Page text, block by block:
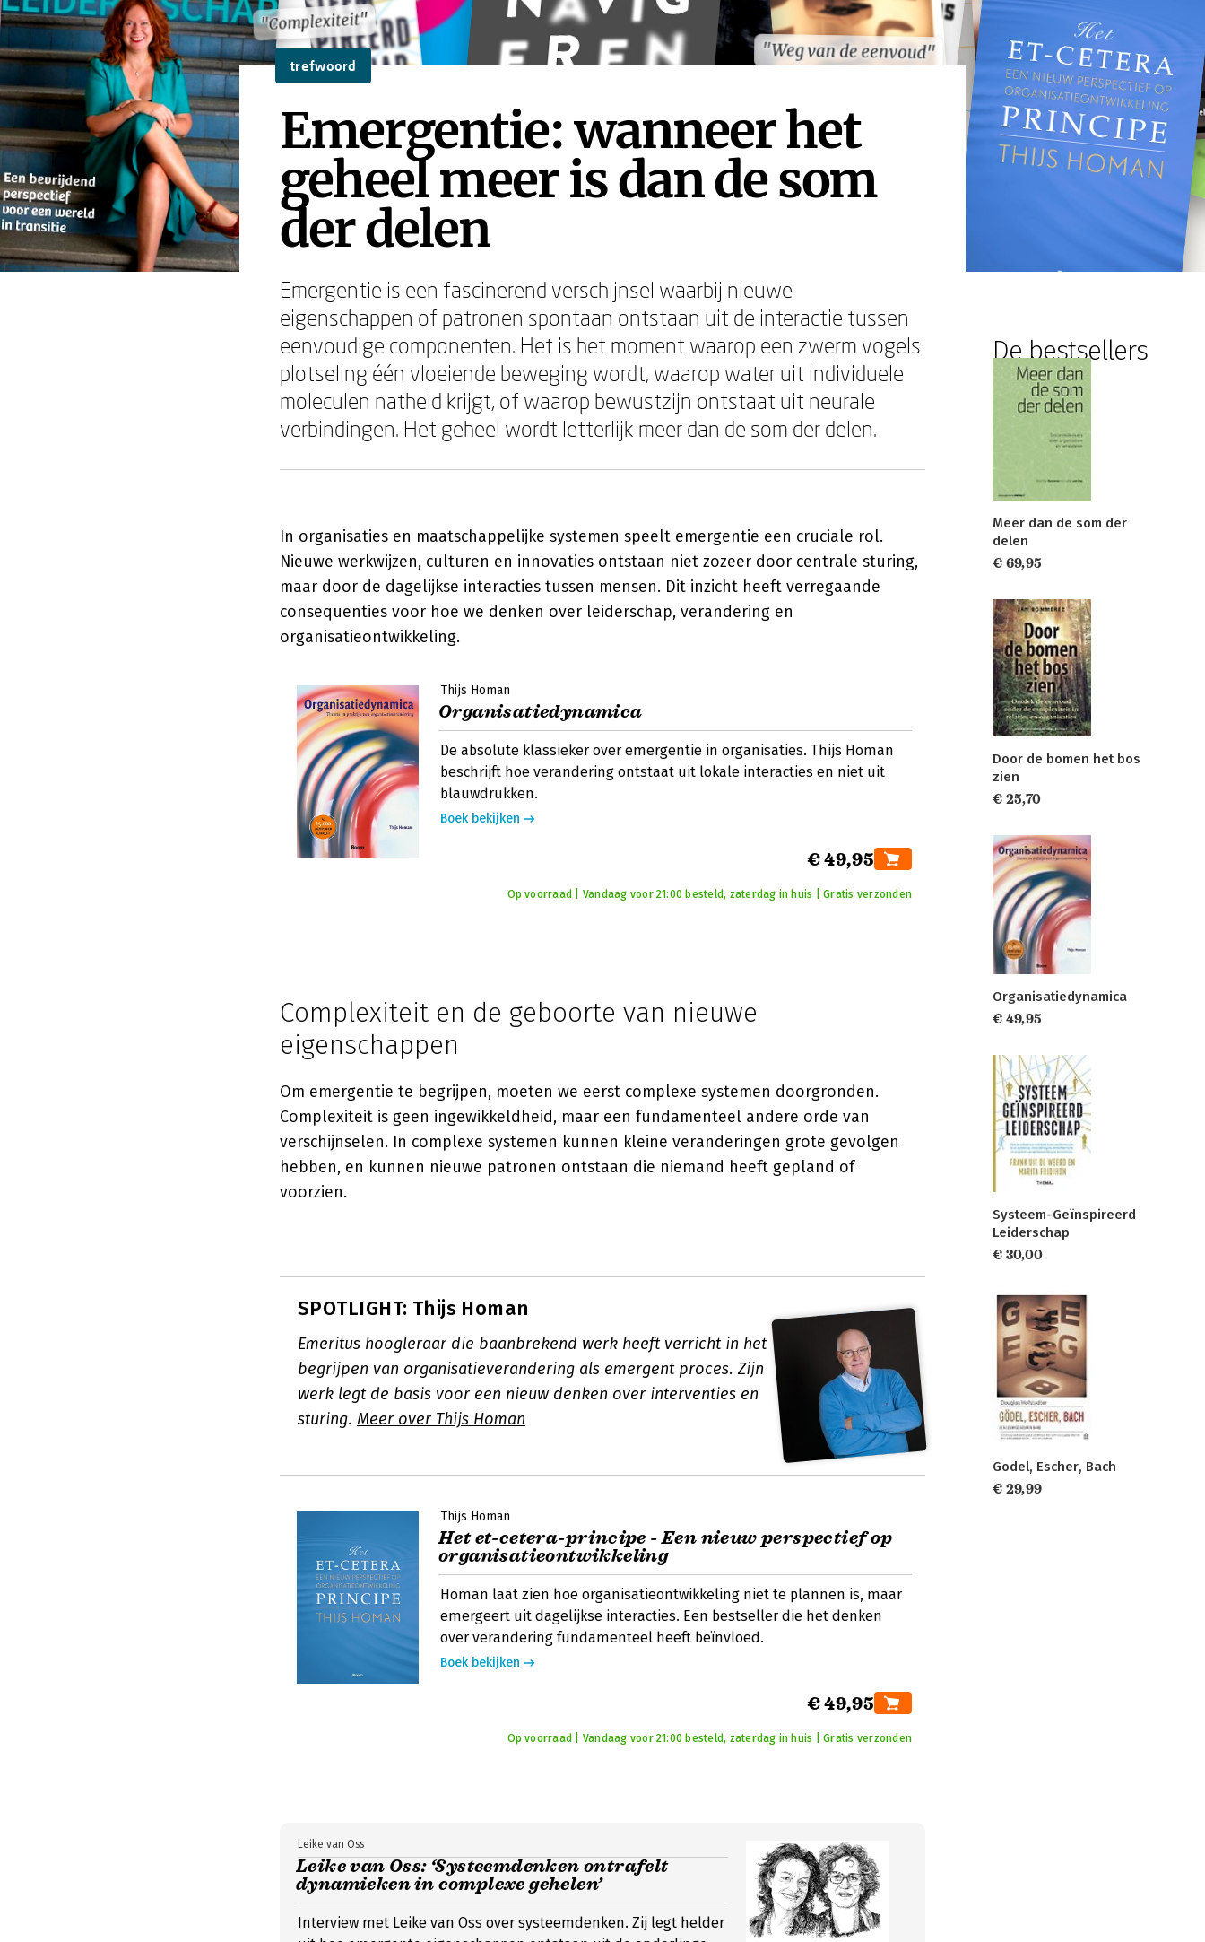
"Complexiteit"
"Weg van de eenvoud"
"Complexiteit"
"Weg van de eenvoud"
trefwoord
Emergentie: wanneer het
geheel meer is dan de som
der delen
Emergentie is een fascinerend verschijnsel waarbij nieuwe
eigenschappen of patronen spontaan ontstaan uit de interactie tussen
eenvoudige componenten. Het is het moment waarop een zwerm vogels
plotseling één vloeiende beweging wordt, waarop water uit individuele
moleculen natheid krijgt, of waarop bewustzijn ontstaat uit neurale
verbindingen. Het geheel wordt letterlijk meer dan de som der delen.
In organisaties en maatschappelijke systemen speelt emergentie een cruciale rol.
Nieuwe werkwijzen, culturen en innovaties ontstaan niet zozeer door centrale sturing,
maar door de dagelijkse interacties tussen mensen. Dit inzicht heeft verregaande
consequenties voor hoe we denken over leiderschap, verandering en
organisatieontwikkeling.
Thijs Homan
Organisatiedynamica
De absolute klassieker over emergentie in organisaties. Thijs Homan
beschrijft hoe verandering ontstaat uit lokale interacties en niet uit
blauwdrukken.
Boek bekijken
€ 49,95
Op voorraad | Vandaag voor 21:00 besteld, zaterdag in huis | Gratis verzonden
Complexiteit en de geboorte van nieuwe
eigenschappen
Om emergentie te begrijpen, moeten we eerst complexe systemen doorgronden.
Complexiteit is geen ingewikkeldheid, maar een fundamenteel andere orde van
verschijnselen. In complexe systemen kunnen kleine veranderingen grote gevolgen
hebben, en kunnen nieuwe patronen ontstaan die niemand heeft gepland of
voorzien.
SPOTLIGHT: Thijs Homan
Emeritus hoogleraar die baanbrekend werk heeft verricht in het
begrijpen van organisatieverandering als emergent proces. Zijn
werk legt de basis voor een nieuw denken over interventies en
sturing. Meer over Thijs Homan
Thijs Homan
Het et-cetera-principe - Een nieuw perspectief op
organisatieontwikkeling
Homan laat zien hoe organisatieontwikkeling niet te plannen is, maar
emergeert uit dagelijkse interacties. Een bestseller die het denken
over verandering fundamenteel heeft beïnvloed.
Boek bekijken
€ 49,95
Op voorraad | Vandaag voor 21:00 besteld, zaterdag in huis | Gratis verzonden
Leike van Oss: ‘Systeemdenken ontrafelt
dynamieken in complexe gehelen’
Leike van Oss
Interview met Leike van Oss over systeemdenken. Zij legt helder
De bestsellers
Meer dan de som der
delen
€ 69,95
Door de bomen het bos
zien
€ 25,70
Organisatiedynamica
€ 49,95
Systeem-Geïnspireerd
Leiderschap
€ 30,00
Godel, Escher, Bach
€ 29,99